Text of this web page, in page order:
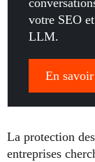
votre SEO
LLM.
En
La protection
entreprises